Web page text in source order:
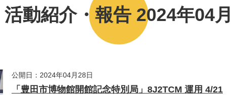
活動紹介・報告 2024年04月
公開日：2024年04月28日
「豊田市博物館開館記念特別局」8J2TCM 運用 4/21